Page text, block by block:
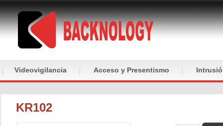
Videovigilancia Acceso y Presentismo
KR102